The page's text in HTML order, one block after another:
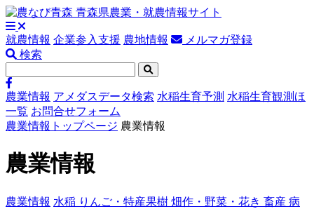
就農情報 企業参入支援 農地情報
メルマガ登録
検索
農業情報 アメダスデータ検索 水稲生育予測 水稲生育観測ほ
一覧 お問合せフォーム
農業情報トップページ 農業情報
農業情報
農業情報 水稲 りんご・特産果樹 畑作・野菜・花き 畜産 病